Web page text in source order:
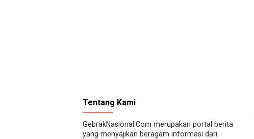
Tentang Kami
GebrakNasional.Com merupakan portal berita
yang menyajikan beragam informasi dari